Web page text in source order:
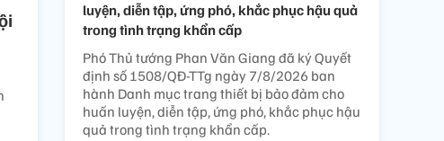
luyện, diễn tập, ứng phó, khắc phục hậu quả
trong tình trạng khẩn cấp
Phó Thủ tướng Phan Văn Giang đã ký Quyết
định số 1508/QĐ-TTg ngày 7/8/2026 ban
hành Danh mục trang thiết bị bảo đảm cho
huấn luyện, diễn tập, ứng phó, khắc phục hậu
quả trong tình trạng khẩn cấp.